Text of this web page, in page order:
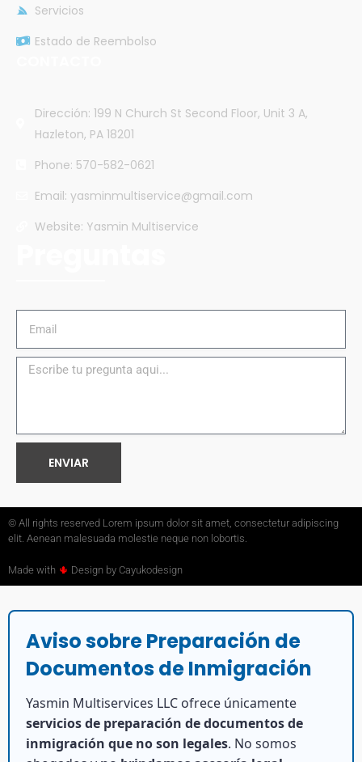
Servicios
Estado de Reembolso
Dirección: 199 N Church St Second Floor, Unit 3 A,
Hazleton, PA 18201
Phone: 570-582-0621
Email: yasminmultiservice@gmail.com
Website: Yasmin Multiservice
ENVIAR
© All rights reserved Lorem ipsum dolor sit amet, consectetur adipiscing
elit. Aenean malesuada molestie neque non lobortis.
Made with 🌵 Design by Cayukodesign
Aviso sobre Preparación de
Documentos de Inmigración
Yasmin Multiservices LLC ofrece únicamente
servicios de preparación de documentos de
inmigración que no son legales. No somos